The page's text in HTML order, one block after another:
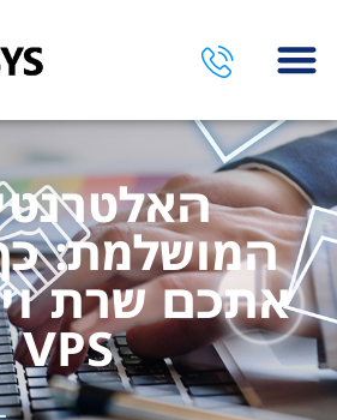
המושלמת:
אתכם שרת
VPS